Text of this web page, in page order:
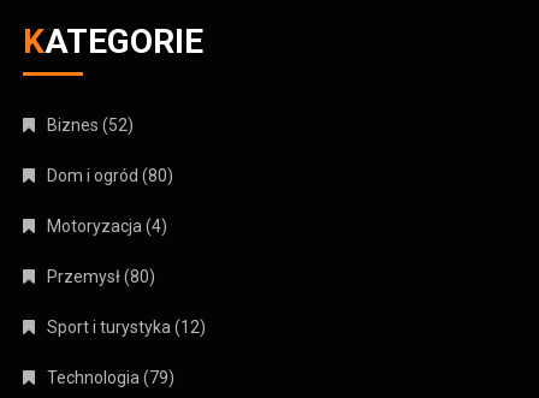
KATEGORIE
Biznes (52)
Dom i ogród (80)
Motoryzacja (4)
Przemysł(80)
Sport i turystyka (12)
Technologia (79)